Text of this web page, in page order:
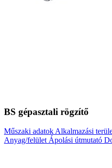
BS gépasztali rögzítő
Műszaki adatok Alkalmazási
Anyag/felület Ápolási útmutató